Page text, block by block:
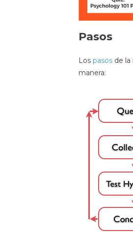
Pasos
Los pasos de
manera: